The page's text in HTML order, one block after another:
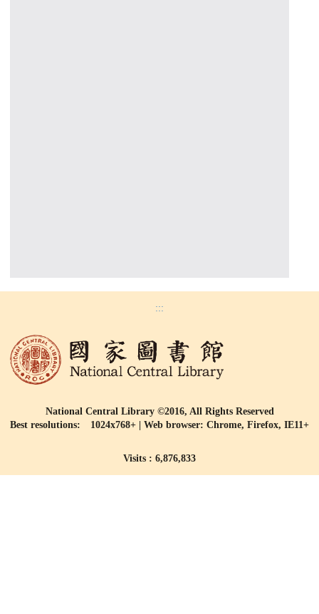
:::
National Central Library ©2016, All Rights Reserved
Best resolutions: 1024x768+ | Web browser: Chrome, Firefox, IE11+
Visits : 6,876,833